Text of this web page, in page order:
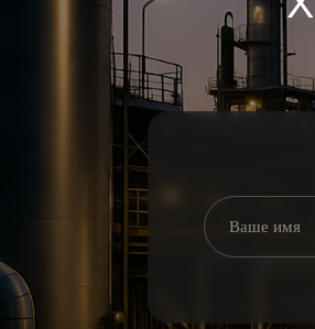
125367, г. Москва, вн. тер. г.
Коммунарка, ул. Потаповская